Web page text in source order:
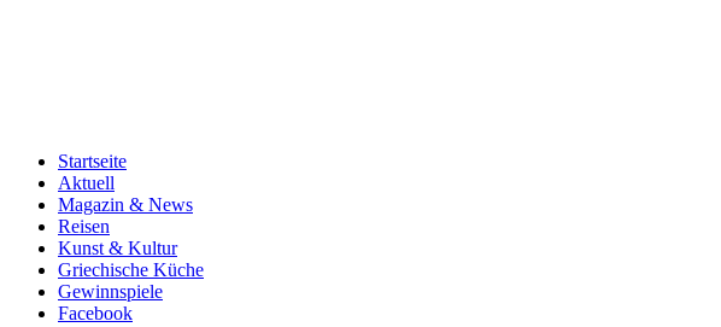
Startseite
Aktuell
Magazin & News
Reisen
Kunst & Kultur
Griechische Küche
Gewinnspiele
Facebook